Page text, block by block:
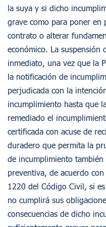
la suya y si dicho
grave como para poner en
contrato o alterar
económico. La suspensión
inmediato, una vez que la
la notificación de
perjudicada con la
incumplimiento hasta que
remediado el
certificada con acuse de
duradero que permita la
de incumplimiento
preventiva, de acuerdo
1220 del Código Civil, si
no cumplirá sus
consecuencias de dicho